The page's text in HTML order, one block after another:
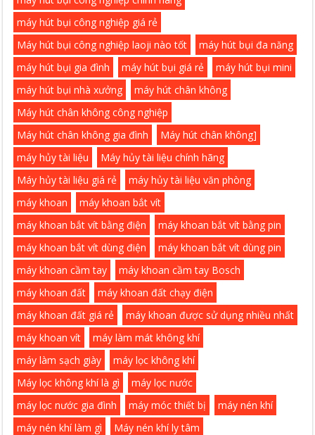
máy hút bụi công nghiệp giá rẻ
Máy hút bụi công nghiệp laoji nào tốt
máy hút bụi đa năng
máy hút bụi gia đình
máy hút bụi giá rẻ
máy hút bụi mini
máy hút bụi nhà xưởng
máy hút chân không
Máy hút chân không công nghiệp
Máy hút chân không gia đình
Máy hút chân không]
máy hủy tài liệu
Máy hủy tài liệu chính hãng
Máy hủy tài liệu giá rẻ
máy hủy tài liệu văn phòng
máy khoan
máy khoan bắt vít
máy khoan bắt vít bằng điện
máy khoan bắt vít bằng pin
máy khoan bắt vít dùng điện
máy khoan bắt vít dùng pin
máy khoan cầm tay
máy khoan cầm tay Bosch
máy khoan đất
máy khoan đất chạy điện
máy khoan đất giá rẻ
máy khoan được sử dụng nhiều nhất
máy khoan vít
máy làm mát không khí
máy làm sạch giày
máy lọc không khí
Máy lọc không khí là gì
máy lọc nước
máy lọc nước gia đình
máy móc thiết bị
máy nén khí
máy nén khí làm gì
Máy nén khí ly tâm